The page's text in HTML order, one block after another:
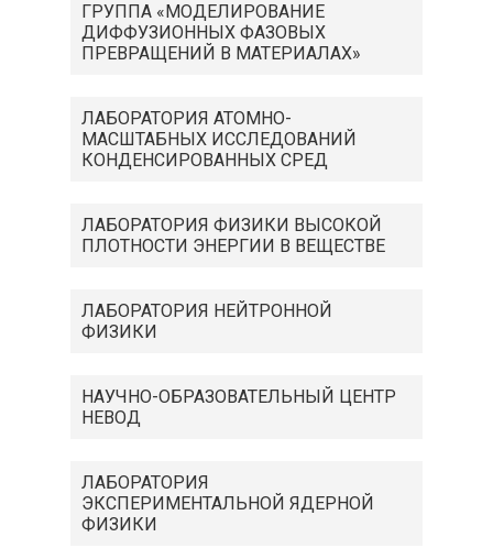
ГРУППА «МОДЕЛИРОВАНИЕ
ДИФФУЗИОННЫХ ФАЗОВЫХ
ПРЕВРАЩЕНИЙ В МАТЕРИАЛАХ»
ЛАБОРАТОРИЯ АТОМНО-
МАСШТАБНЫХ ИССЛЕДОВАНИЙ
КОНДЕНСИРОВАННЫХ СРЕД
ЛАБОРАТОРИЯ ФИЗИКИ ВЫСОКОЙ
ПЛОТНОСТИ ЭНЕРГИИ В ВЕЩЕСТВЕ
ЛАБОРАТОРИЯ НЕЙТРОННОЙ
ФИЗИКИ
НАУЧНО-ОБРАЗОВАТЕЛЬНЫЙ ЦЕНТР
НЕВОД
ЛАБОРАТОРИЯ
ЭКСПЕРИМЕНТАЛЬНОЙ ЯДЕРНОЙ
ФИЗИКИ